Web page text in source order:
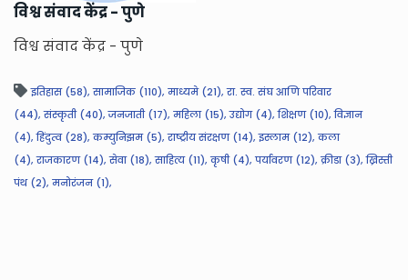
विश्व संवाद केंद्र - पुणे
विश्व संवाद केंद्र - पुणे
इतिहास (58), सामाजिक (110), माध्यमे (21), रा. स्व. संघ आणि परिवार
(44), संस्कृती (40), जनजाती (17), महिला (15), उद्योग (4), शिक्षण (10), विज्ञान
(4), हिंदुत्व (28), कम्युनिझम (5), राष्ट्रीय संरक्षण (14), इस्लाम (12), कला
(4), राजकारण (14), सेवा (18), साहित्य (11), कृषी (4), पर्यावरण (12), क्रीडा (3), ख्रिस्ती
पंथ (2), मनोरंजन (1),